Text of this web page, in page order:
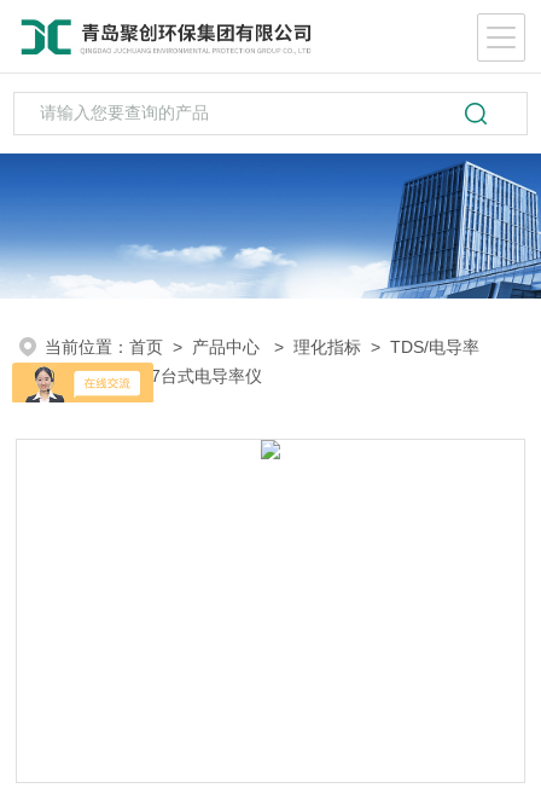
当前位置：首页 > 产品中心 >理化指标 >TDS/电导率
仪
> DDS-307台式电导率仪